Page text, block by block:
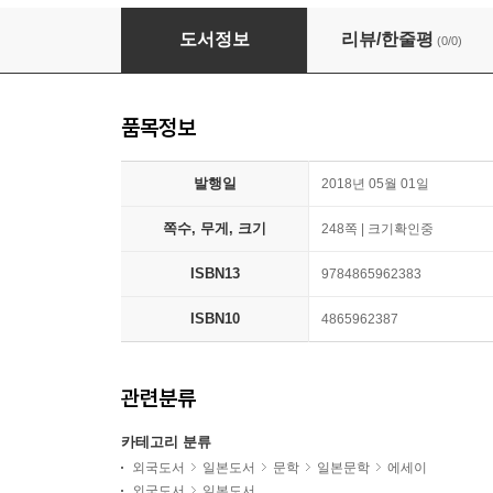
漱石の長じゅばん(上)
도서정보 리뷰/한줄평 (0/0)
품목정보
발행일 2018년 05월 01일
쪽수, 무게, 크기 248쪽 | 크기확인중
ISBN13 9784865962383
ISBN10 4865962387
관련분류
카테고리 분류
외국도서 일본도서 문학 일본문학
에세이